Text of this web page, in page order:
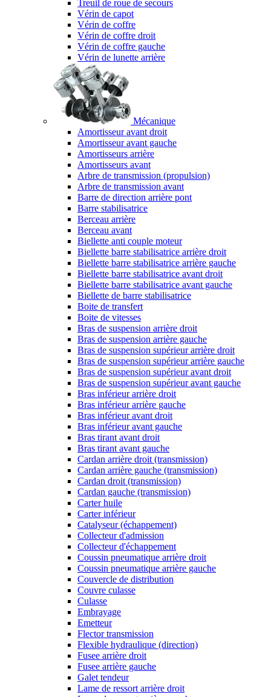
Treuil de roue de secours
Vérin de capot
Vérin de coffre
Vérin de coffre droit
Vérin de coffre gauche
Vérin de lunette arrière
Mécanique
Amortisseur avant droit
Amortisseur avant gauche
Amortisseurs arrière
Amortisseurs avant
Arbre de transmission (propulsion)
Arbre de transmission avant
Barre de direction arrière pont
Barre stabilisatrice
Berceau arrière
Berceau avant
Biellette anti couple moteur
Biellette barre stabilisatrice arrière droit
Biellette barre stabilisatrice arrière gauche
Biellette barre stabilisatrice avant droit
Biellette barre stabilisatrice avant gauche
Biellette de barre stabilisatrice
Boite de transfert
Boite de vitesses
Bras de suspension arrière droit
Bras de suspension arrière gauche
Bras de suspension supérieur arrière droit
Bras de suspension supérieur arrière gauche
Bras de suspension supérieur avant droit
Bras de suspension supérieur avant gauche
Bras inférieur arrière droit
Bras inférieur arrière gauche
Bras inférieur avant droit
Bras inférieur avant gauche
Bras tirant avant droit
Bras tirant avant gauche
Cardan arrière droit (transmission)
Cardan arrière gauche (transmission)
Cardan droit (transmission)
Cardan gauche (transmission)
Carter huile
Carter inférieur
Catalyseur (échappement)
Collecteur d'admission
Collecteur d'échappement
Coussin pneumatique arrière droit
Coussin pneumatique arrière gauche
Couvercle de distribution
Couvre culasse
Culasse
Embrayage
Emetteur
Flector transmission
Flexible hydraulique (direction)
Fusee arrière droit
Fusee arrière gauche
Galet tendeur
Lame de ressort arrière droit